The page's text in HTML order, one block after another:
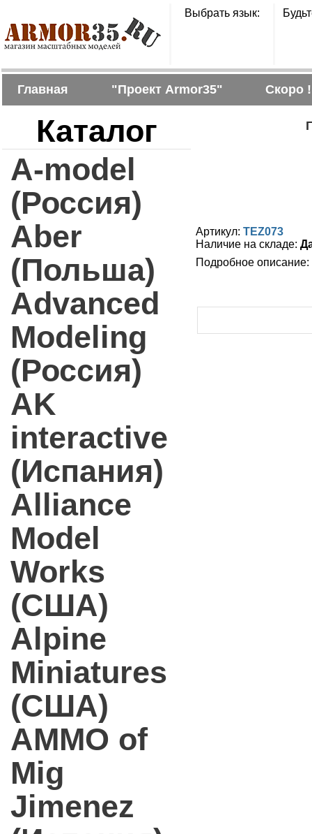
Выбрать язык:
Главная "Проект Armor35" Скоро !
Каталог
A-model
(Россия)
Aber
(Польша)
Advanced
Modeling
(Россия)
AK
interactive
(Испания)
Alliance
Model
Works
(США)
Alpine
Miniatures
(США)
AMMO of
Mig
Jimenez
Артикул: TEZ073
Наличие на складе:
Подробное описание: